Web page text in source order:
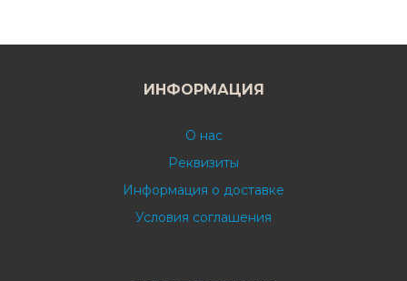
ИНФОРМАЦИЯ
О нас
Реквизиты
Информация о доставке
Условия соглашения